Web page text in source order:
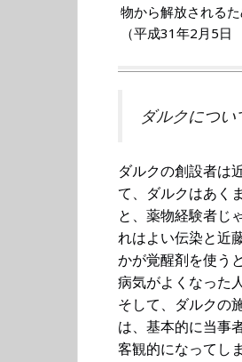
物から解放される
（平成31年2月5日
ダルクにつ
ダルクの創設者は
て、ダルクはあく
と、薬物経験者じ
れはよい伝染と近
かが覚醒剤を使う
病気がよくなった
そして、ダルクの
は、基本的に当事
客観的になってし